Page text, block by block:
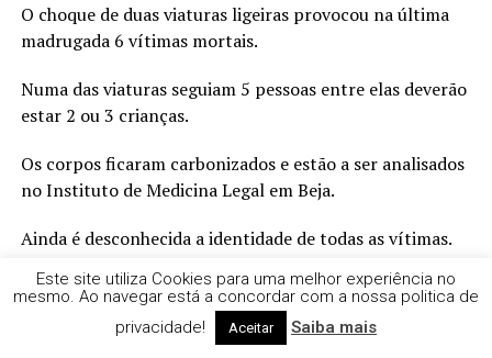
O choque de duas viaturas ligeiras provocou na última
madrugada 6 vítimas mortais.
Numa das viaturas seguiam 5 pessoas entre elas deverão
estar 2 ou 3 crianças.
Os corpos ficaram carbonizados e estão a ser analisados
no Instituto de Medicina Legal em Beja.
Ainda é desconhecida a identidade de todas as vítimas.
CO condutor do outro veiculo e único ocupante é um
jovem de Almodôvar.
Este site utiliza Cookies para uma melhor experiência no
mesmo. Ao navegar está a concordar com a nossa politica de
privacidade!
Aceitar Saiba mais